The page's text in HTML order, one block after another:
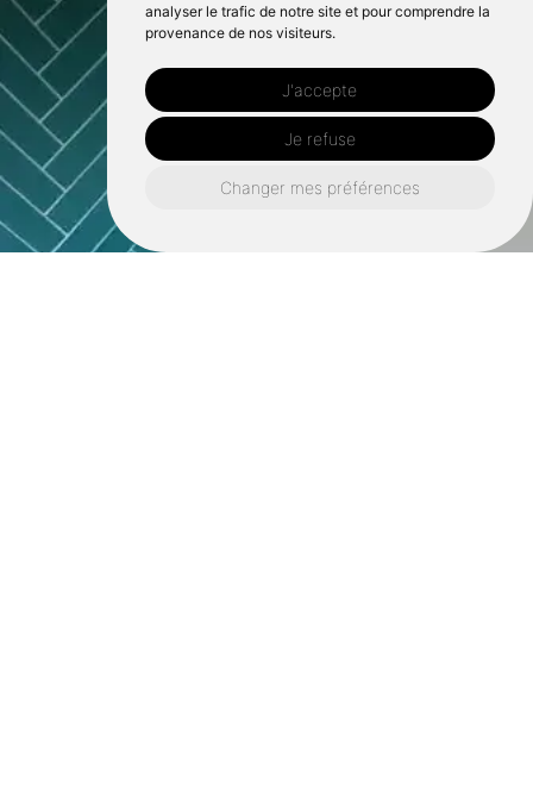
analyser le trafic de notre site et pour comprendre la
provenance de nos visiteurs.
J'accepte
Je refuse
Changer mes préférences